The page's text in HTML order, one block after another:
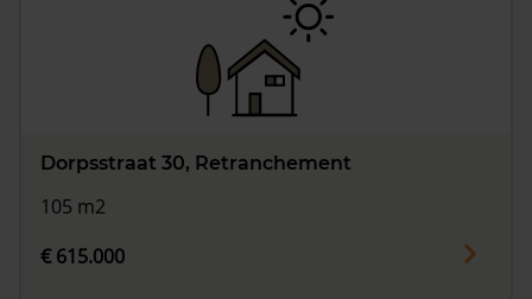
Dorpsstraat 30, Retranchement
105 m2
€ 615.000